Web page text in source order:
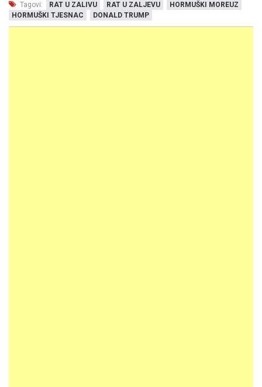
Tagovi: RAT U ZALIVU RAT U ZALJEVU
HORMUŠKI MOREUZ
HORMUŠKI TJESNAC
DONALD TRUMP